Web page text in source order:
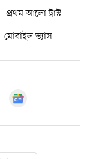
প্রথম আলো ট্রাস্ট
মোবাইল ভ্যাস